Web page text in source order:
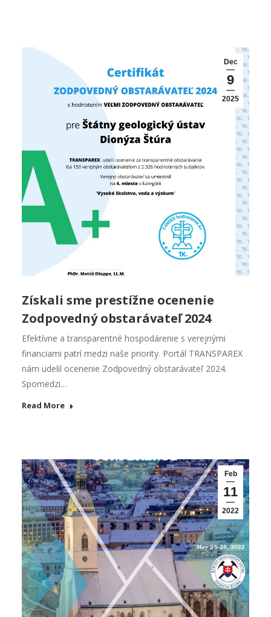
Dec
9
2025
Získali sme prestížne ocenenie
Zodpovedný obstarávateľ 2024
Efektívne a transparentné hospodárenie s verejnými
financiami patrí medzi naše priority. Portál TRANSPAREX
nám udelil ocenenie Zodpovedný obstarávateľ 2024.
Spomedzi…
Read More
Feb
11
2022